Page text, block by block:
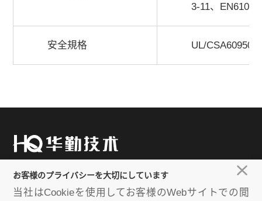
3-11、
安全規格 UL/CSA60950-
86-021-61651258
E-mail：huaqin@huaqin.com
お客様のプライバシーを大切にしています
当社はCookieを使用してお客様のWebサイトでの閲